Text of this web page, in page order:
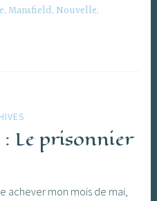
,Mansfield,Nouvelle,
Le prisonnier
achever mon mois de mai,